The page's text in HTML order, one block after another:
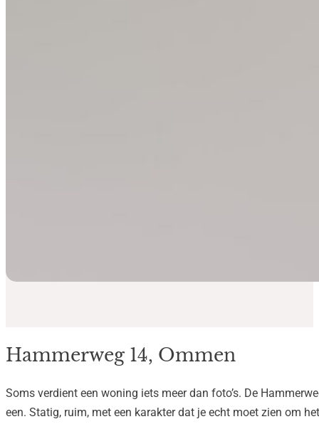
Hammerweg 14, Ommen
Soms verdient een woning iets meer dan foto’s. De
een. Statig, ruim, met een karakter dat je echt moet zien om